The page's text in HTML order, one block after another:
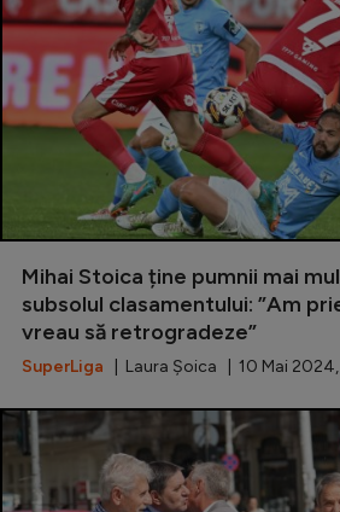
Mihai Stoica ține pumnii mai
subsolul clasamentului: ”Am
vreau să retrogradeze”
SuperLiga | Laura Șoica | 10 Mai